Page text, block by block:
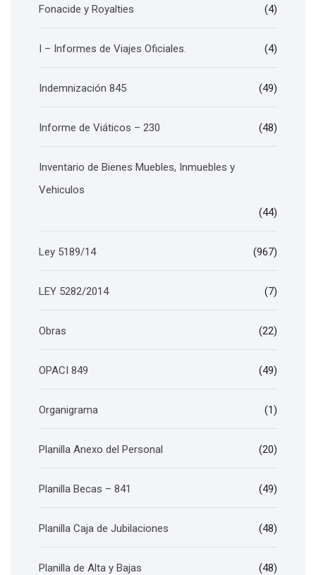
Fonacide y Royalties (4)
I – Informes de Viajes Oficiales. (4)
Indemnización 845 (49)
Informe de Viáticos – 230 (48)
Inventario de Bienes Muebles, Inmuebles y
Vehiculos
(44)
Ley 5189/14 (967)
LEY 5282/2014 (7)
Obras (22)
OPACI 849 (49)
Organigrama (1)
Planilla Anexo del Personal (20)
Planilla Becas – 841 (49)
Planilla Caja de Jubilaciones (48)
Planilla de Alta y Bajas (48)